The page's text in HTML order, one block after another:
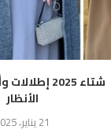
شتاء 2025
الأنظار
21 يناير، 2025